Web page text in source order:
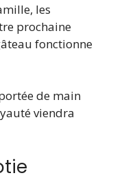
les
prochaine
fonctionne
de main
viendra